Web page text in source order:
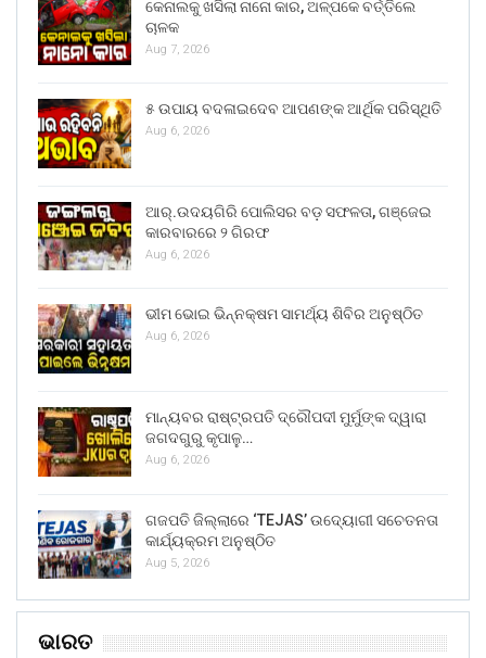
କେନାଲକୁ ଖସିଲା ନାନୋ କାର, ଅଳ୍ପକେ ବର୍ତ୍ତିଲେ
ଚାଳକ
Aug 7, 2026
୫ ଉପାୟ ବଦଳାଇଦେବ ଆପଣଙ୍କ ଆର୍ଥିକ ପରିସ୍ଥିତି
Aug 6, 2026
ଆର୍.ଉଦୟଗିରି ପୋଲିସର ବଡ଼ ସଫଳତା, ଗଞ୍ଜେଇ
କାରବାରରେ ୨ ଗିରଫ
Aug 6, 2026
ଭୀମ ଭୋଇ ଭିନ୍ନକ୍ଷମ ସାମର୍ଥ୍ୟ ଶିବିର ଅନୁଷ୍ଠିତ
Aug 6, 2026
ମାନ୍ୟବର ରାଷ୍ଟ୍ରପତି ଦ୍ରୌପଦୀ ମୁର୍ମୁଙ୍କ ଦ୍ୱାରା
ଜଗଦଗୁରୁ କୃପାଳୁ…
Aug 6, 2026
ଗଜପତି ଜିଲ୍ଲାରେ ‘TEJAS’ ଉଦ୍ୟୋଗୀ ସଚେତନତା
କାର୍ଯ୍ୟକ୍ରମ ଅନୁଷ୍ଠିତ
Aug 5, 2026
ଭାରତ